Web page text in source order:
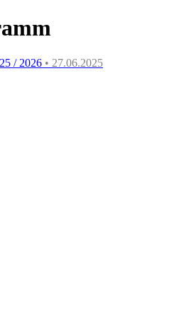
/ 2026 • 27.06.2025